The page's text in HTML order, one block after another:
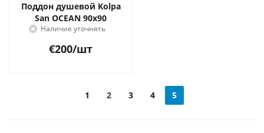
Поддон душевой Kolpa
San OCEAN 90х90
Наличие уточнять
€200/шт
1 2 3 4 5